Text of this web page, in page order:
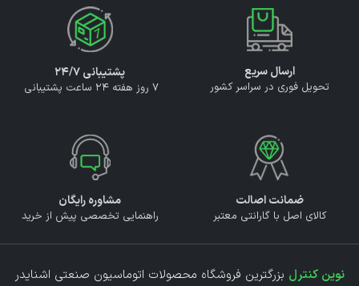
ارسال سریع
تحویل فوری در سراسر کشور
پشتیبانی ۲۴/۷
7 روز هفته 24 ساعت پشتیبانی
ضمانت اصالت
کالای اصل با گارانتی معتبر
مشاوره رایگان
راهنمایی تخصصی پیش از خرید
نوین کنترل بزرگترین فروشگاه محصولات اتوماسیون صنعتی اشنایدر